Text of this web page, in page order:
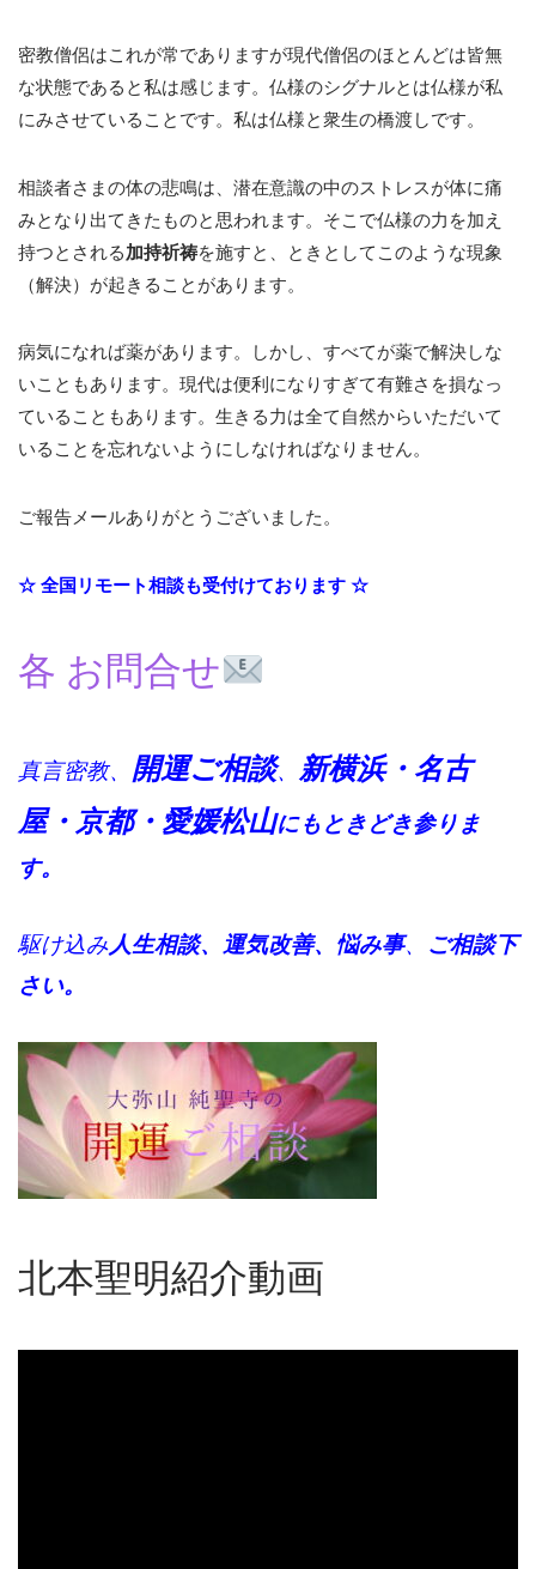
密教僧侶はこれが常でありますが現代僧侶のほとんどは皆無
な状態であると私は感じます。仏様のシグナルとは仏様が私
にみさせていることです。私は仏様と衆生の橋渡しです。
相談者さまの体の悲鳴は、潜在意識の中のストレスが体に痛
みとなり出てきたものと思われます。そこで仏様の力を加え
持つとされる加持祈祷を施すと、ときとしてこのような現象
（解決）が起きることがあります。
病気になれば薬があります。しかし、すべてが薬で解決しな
いこともあります。現代は便利になりすぎて有難さを損なっ
ていることもあります。生きる力は全て自然からいただいて
いることを忘れないようにしなければなりません。
ご報告メールありがとうございました。
☆ 全国リモート相談も受付けております ☆
各 お問合せ
真言密教、 開運ご相談、 新横浜・名古
屋・京都・愛媛松山にもときどき参りま
す。
駆け込み人生相談、運気改善、悩み事、 ご相談下
さい。
北本聖明紹介動画